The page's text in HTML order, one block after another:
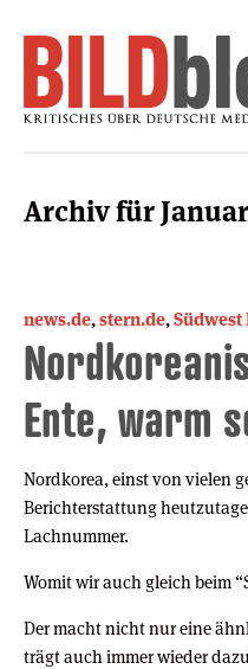
Archiv für
news.de,stern.de,Südwest
Ente, warm
Nordkorea, einst von vielen
Berichterstattung
Lachnummer.
Womit wir auch gleich beim
Der macht nicht nur eine
trägt auch immer wieder